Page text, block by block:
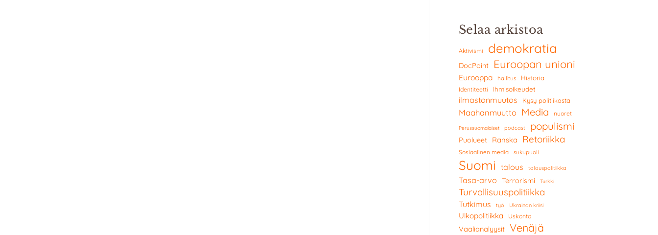
Selaa arkistoa
Aktivismi demokratia
DocPoint Euroopan unioni
Eurooppa hallitus Historia
Identiteetti Ihmisoikeudet
ilmastonmuutos Kysy politiikasta
Maahanmuutto Media nuoret
Perussuomalaiset podcast populismi
Puolueet Ranska Retoriikka
Sosiaalinen media sukupuoli
Suomi talous talouspolitiikka
Tasa-arvo Terrorismi Turkki
Turvallisuuspolitiikka
Tutkimus työ Ukrainan kriisi
Ulkopolitiikka Uskonto
Vaalianalyysit Venäjä